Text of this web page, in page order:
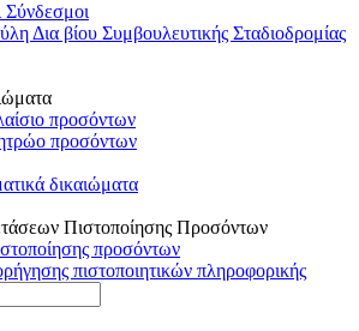
Σύνδεσμοι
Δια βίου Συμβουλευτικής Σταδιοδρομίας
προσόντων
προσόντων
δικαιώματα
Πιστοποίησης Προσόντων
προσόντων
πιστοποιητικών πληροφορικής